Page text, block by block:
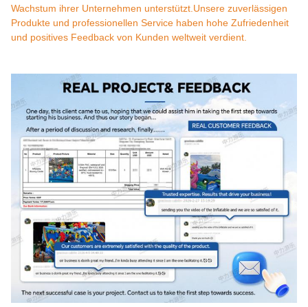
Wachstum ihrer Unternehmen unterstützt.Unsere zuverlässigen
Produkte und professionellen Service haben hohe Zufriedenheit
und positives Feedback von Kunden weltweit verdient.